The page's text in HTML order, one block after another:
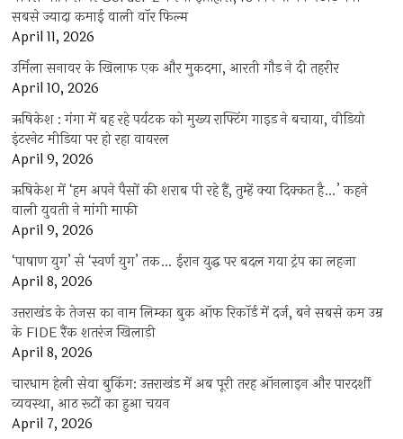
सबसे ज्यादा कमाई वाली वॉर फिल्म
April 11, 2026
उर्मिला सनावर के खिलाफ एक और मुकदमा, आरती गौड़ ने दी तहरीर
April 10, 2026
ऋषिकेश : गंगा में बह रहे पर्यटक को मुख्य राफ्टिंग गाइड ने बचाया, वीडियो
इंटरनेट मीडिया पर हो रहा वायरल
April 9, 2026
ऋषिकेश में ‘हम अपने पैसों की शराब पी रहे हैं, तुम्हें क्या दिक्कत है…’ कहने
वाली युवती ने मांगी माफी
April 9, 2026
‘पाषाण युग’ से ‘स्वर्ण युग’ तक… ईरान युद्ध पर बदल गया ट्रंप का लहजा
April 8, 2026
उत्तराखंड के तेजस का नाम लिम्का बुक ऑफ रिकॉर्ड में दर्ज, बने सबसे कम उम्र
के FIDE रैंक शतरंज खिलाड़ी
April 8, 2026
चारधाम हेली सेवा बुकिंग: उत्तराखंड में अब पूरी तरह ऑनलाइन और पारदर्शी
व्यवस्था, आठ रूटों का हुआ चयन
April 7, 2026